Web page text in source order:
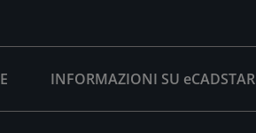
INFORMAZIONI SU eCADSTAR